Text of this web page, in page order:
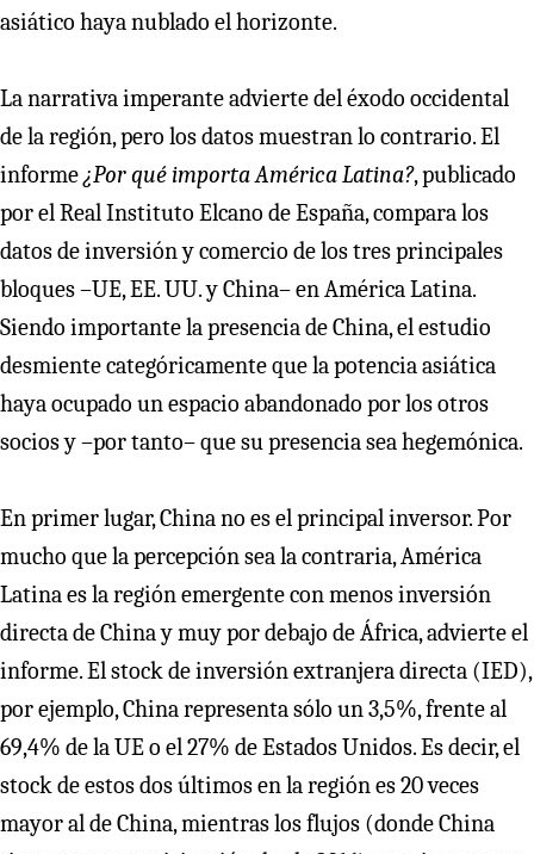
asiático haya nublado el horizonte.
La narrativa imperante advierte del éxodo occidental
de la región, pero los datos muestran lo contrario. El
informe¿Por qué importa América Latina?, publicado
por el Real Instituto Elcano de España, compara los
datos de inversión y comercio de los tres principales
bloques –UE, EE. UU. y China– en América Latina.
Siendo importante la presencia de China, el estudio
desmiente categóricamente que la potencia asiática
haya ocupado un espacio abandonado por los otros
socios y –por tanto– que su presencia sea hegemónica.
En primer lugar, China no es el principal inversor. Por
mucho que la percepción sea la contraria, América
Latina es la región emergente con menos inversión
directa de China y muy por debajo de África, advierte el
informe. El stock de inversión extranjera directa (IED),
por ejemplo, China representa sólo un 3,5%, frente al
69,4% de la UE o el 27% de Estados Unidos. Es decir, el
stock de estos dos últimos en la región es 20 veces
mayor al de China, mientras los flujos (donde China